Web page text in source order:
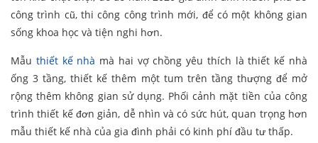
công trình cũ, thi công công trình mới, để có một không gian
sống khoa học và tiện nghi hơn.
Mẫu thiết kế nhà mà hai vợ chồng yêu thích là thiết kế nhà
ống 3 tầng, thiết kế thêm một tum trên tầng thượng để mở
rộng thêm không gian sử dụng. Phối cảnh mặt tiền của công
trình thiết kế đơn giản, dễ nhìn và có sức hút, quan trọng hơn
mẫu thiết kế nhà của gia đình phải có kinh phí đầu tư thấp.